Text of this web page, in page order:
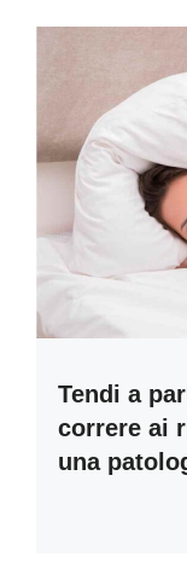
Tendi a
correre ai
una